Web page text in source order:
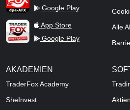
Google Play
TraderFox Live Trading
App Store
Google Play
Alle
AKADEMIEN
TraderFox Academy
SheInvest